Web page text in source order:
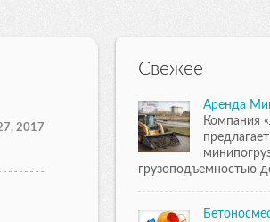
2017
Свежее
Аренда
Компания
грузоподъемностью